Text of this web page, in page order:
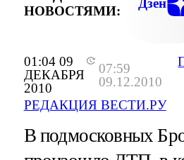
01:04 09
ДЕКАБРЯ
2010
07:59
09.12.2010
РЕДАКЦИЯ ВЕСТИ.РУ
НОВОСТЯМИ:
Дзен
В подмосковных